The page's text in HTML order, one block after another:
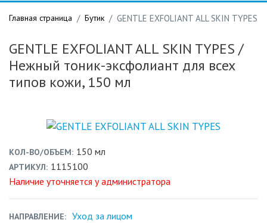
Главная страница Бутик GENTLE EXFOLIANT ALL SKIN TYPES
GENTLE EXFOLIANT ALL SKIN TYPES /
Нежный тоник-эксфолиант для всех
типов кожи, 150 мл
КОЛ-ВО/ОБЪЕМ 150 мл
АРТИКУЛ 1115100
Наличие уточняется у администратора
НАПРАВЛЕНИЕ Уход за лицом